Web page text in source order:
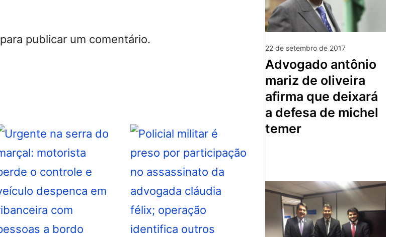
para publicar um comentário.
22 de setembro de 2017
advogado antônio
mariz de oliveira
afirma que deixará
a defesa de michel
temer